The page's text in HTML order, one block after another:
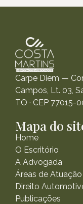
Carpe Diem —
Campos, Lt. 03,
TO · CEP 77015-
Mapa do
Home
O Escritório
A Advogada
Áreas de Atuação
Direito
Publicações